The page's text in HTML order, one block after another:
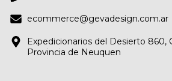
ecommerce@gevadesign.com.ar
Expedicionarios del Desierto 860,
Provincia de Neuquen